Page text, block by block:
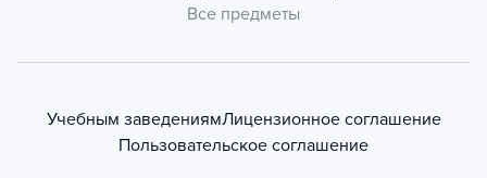
Все предметы
Учебным заведениямЛицензионное соглашение
Пользовательское соглашение